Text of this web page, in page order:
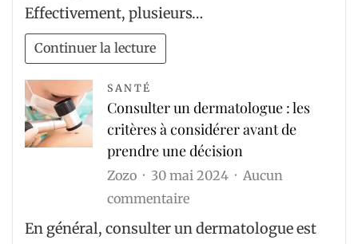
Effectivement, plusieurs…
Continuer la lecture
SANTÉ
Consulter un dermatologue : les
critères à considérer avant de
prendre une décision
Zozo 30 mai 2024
Aucun
commentairesur
Consulter
En général, consulter un dermatologue est